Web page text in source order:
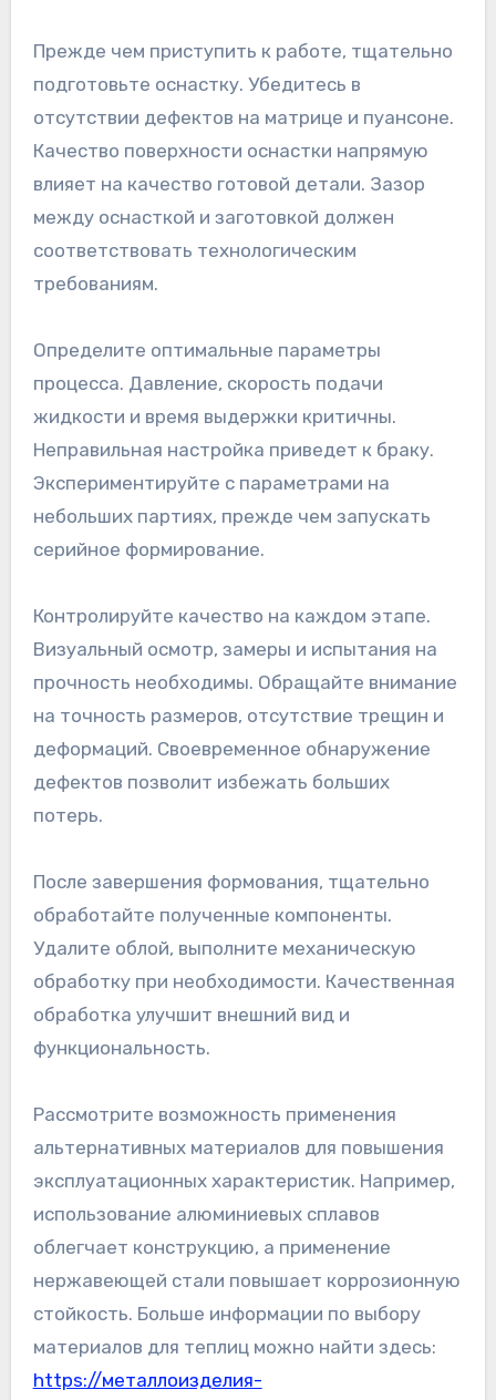
Прежде чем приступить к работе, тщательно
подготовьте оснастку. Убедитесь в
отсутствии дефектов на матрице и пуансоне.
Качество поверхности оснастки напрямую
влияет на качество готовой детали. Зазор
между оснасткой и заготовкой должен
соответствовать технологическим
требованиям.
Определите оптимальные параметры
процесса. Давление, скорость подачи
жидкости и время выдержки критичны.
Неправильная настройка приведет к браку.
Экспериментируйте с параметрами на
небольших партиях, прежде чем запускать
серийное формирование.
Контролируйте качество на каждом этапе.
Визуальный осмотр, замеры и испытания на
прочность необходимы. Обращайте внимание
на точность размеров, отсутствие трещин и
деформаций. Своевременное обнаружение
дефектов позволит избежать больших
потерь.
После завершения формования, тщательно
обработайте полученные компоненты.
Удалите облой, выполните механическую
обработку при необходимости. Качественная
обработка улучшит внешний вид и
функциональность.
Рассмотрите возможность применения
альтернативных материалов для повышения
эксплуатационных характеристик. Например,
использование алюминиевых сплавов
облегчает конструкцию, а применение
нержавеющей стали повышает коррозионную
стойкость. Больше информации по выбору
материалов для теплиц можно найти здесь:
https://металлоизделия-